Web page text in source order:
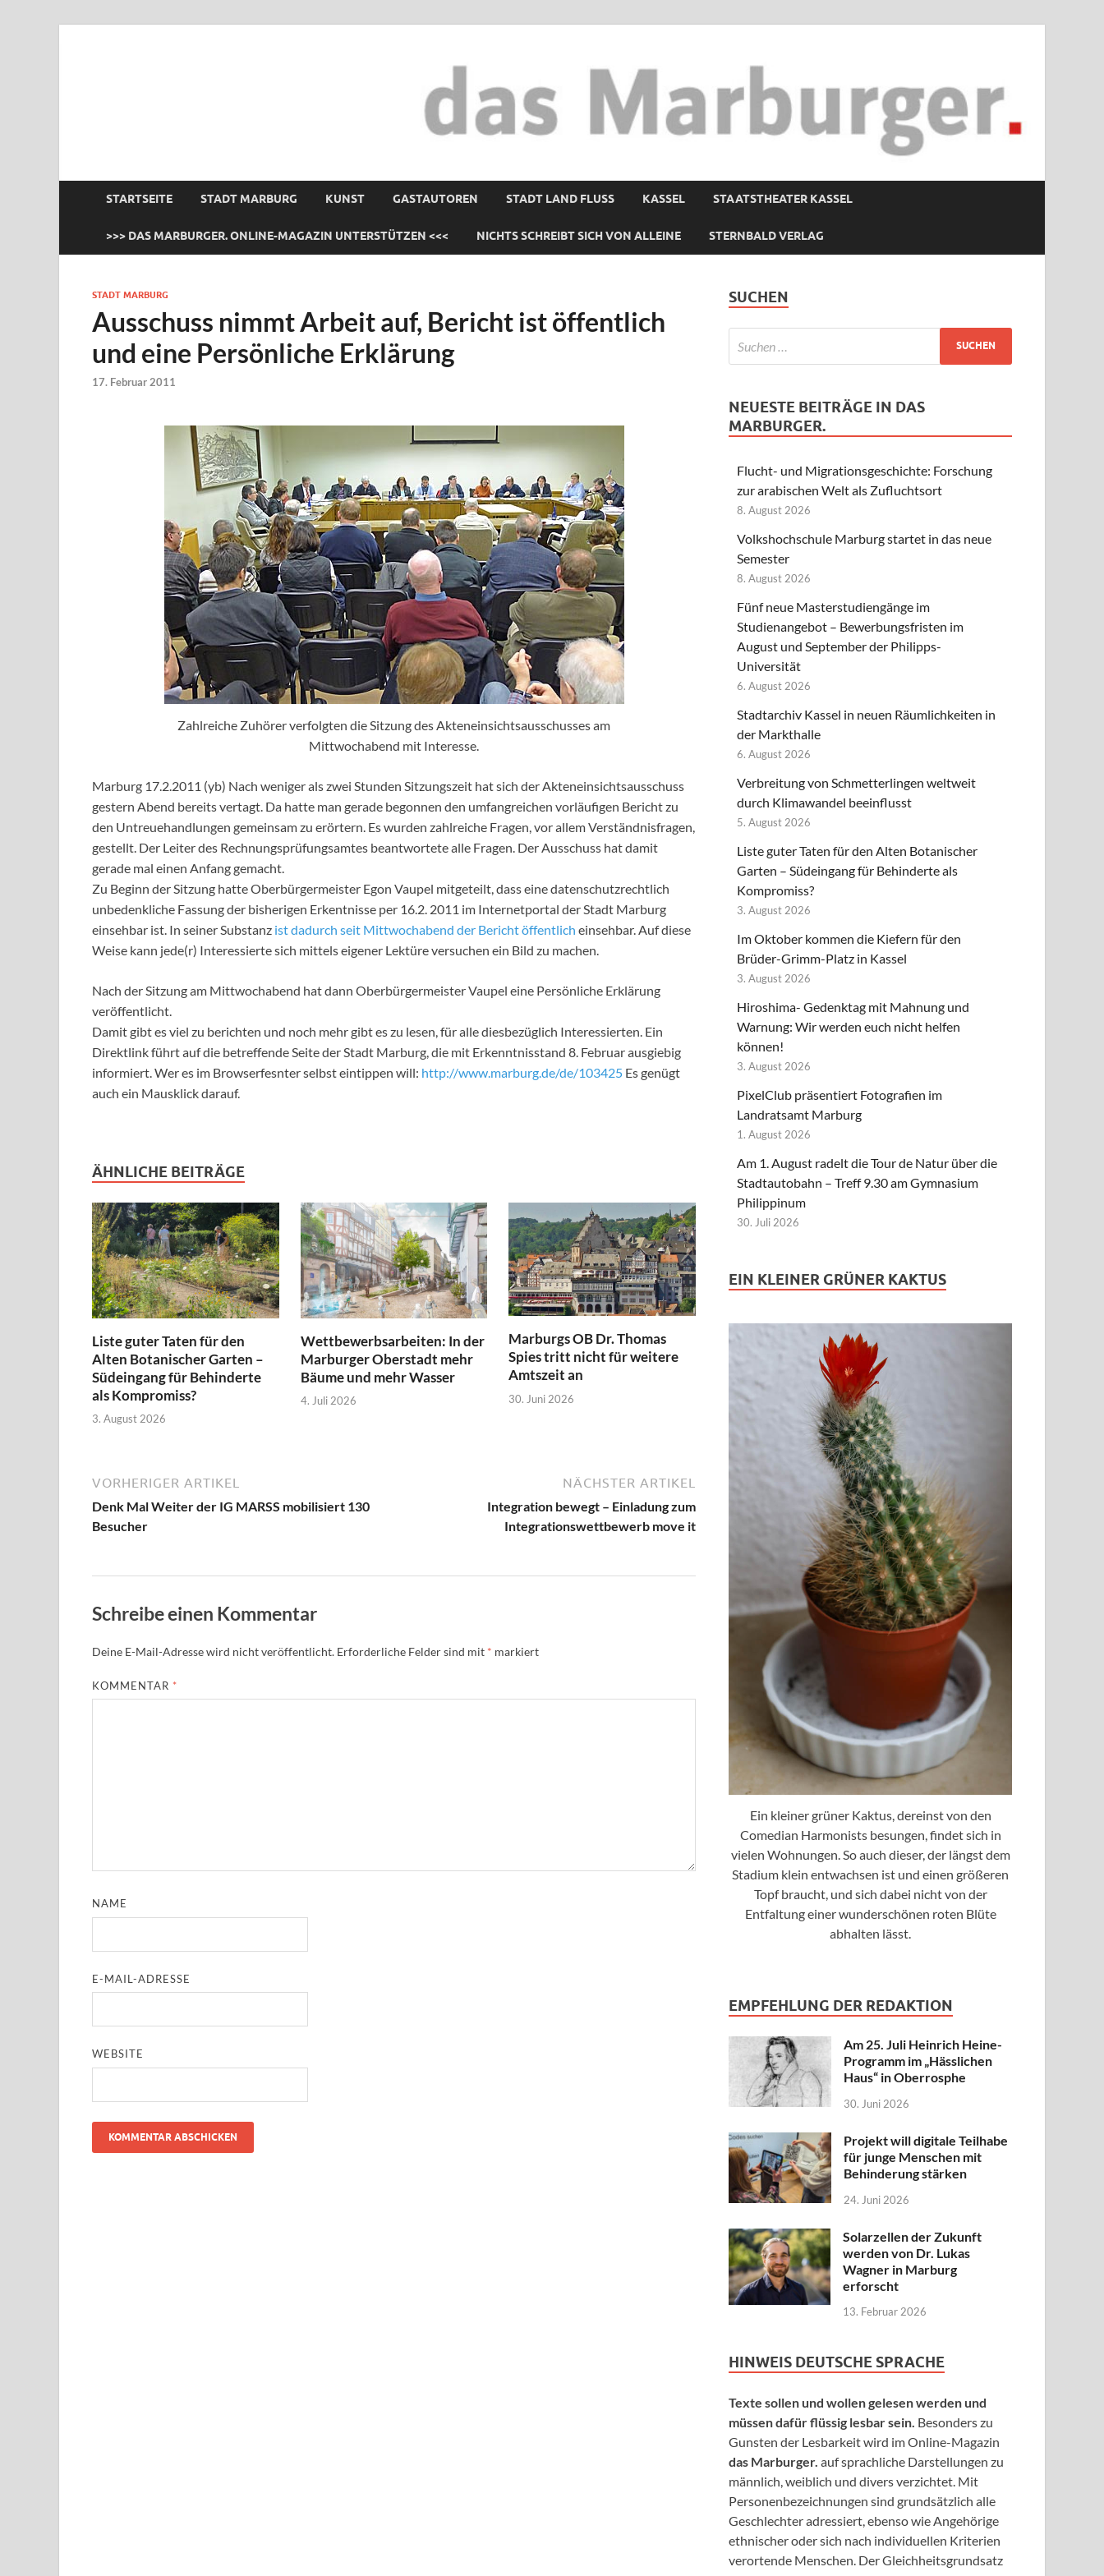
STARTSEITE STADT MARBURG KUNST GASTAUTOREN STADT LAND FLUSS KASSEL STAATSTHEATER KASSEL
>>> DAS MARBURGER. ONLINE-MAGAZIN UNTERSTÜTZEN <<< NICHTS SCHREIBT SICH VON ALLEINE STERNBALD VERLAG
STADT MARBURG
Ausschuss nimmt Arbeit auf, Bericht ist öffentlich
und eine Persönliche Erklärung
17. Februar 2011
Zahlreiche Zuhörer verfolgten die Sitzung des Akteneinsichtsausschusses am
Mittwochabend mit Interesse.
Marburg 17.2.2011 (yb) Nach weniger als zwei Stunden Sitzungszeit hat sich der Akteneinsichtsausschuss
gestern Abend bereits vertagt. Da hatte man gerade begonnen den umfangreichen vorläufigen Bericht zu
den Untreuehandlungen gemeinsam zu erörtern. Es wurden zahlreiche Fragen, vor allem Verständnisfragen,
gestellt. Der Leiter des Rechnungsprüfungsamtes beantwortete alle Fragen. Der Ausschuss hat damit
gerade mal einen Anfang gemacht.
Zu Beginn der Sitzung hatte Oberbürgermeister Egon Vaupel mitgeteilt, dass eine datenschutzrechtlich
unbedenkliche Fassung der bisherigen Erkentnisse per 16.2. 2011 im Internetportal der Stadt Marburg
einsehbar ist. In seiner Substanz ist dadurch seit Mittwochabend der Bericht öffentlich einsehbar. Auf diese
Weise kann jede(r) Interessierte sich mittels eigener Lektüre versuchen ein Bild zu machen.
Nach der Sitzung am Mittwochabend hat dann Oberbürgermeister Vaupel eine Persönliche Erklärung
veröffentlicht.
Damit gibt es viel zu berichten und noch mehr gibt es zu lesen, für alle diesbezüglich Interessierten. Ein
Direktlink führt auf die betreffende Seite der Stadt Marburg, die mit Erkenntnisstand 8. Februar ausgiebig
informiert. Wer es im Browserfesnter selbst eintippen will: http://www.marburg.de/de/103425 Es genügt
auch ein Mausklick darauf.
ÄHNLICHE BEITRÄGE
Liste guter Taten für den
Alten Botanischer Garten –
Südeingang für Behinderte
als Kompromiss?
3. August 2026
Wettbewerbsarbeiten: In der
Marburger Oberstadt mehr
Bäume und mehr Wasser
4. Juli 2026
Marburgs OB Dr. Thomas
Spies tritt nicht für weitere
Amtszeit an
30. Juni 2026
VORHERIGER ARTIKEL
Denk Mal Weiter der IG MARSS mobilisiert 130
Besucher
NÄCHSTER ARTIKEL
Integration bewegt – Einladung zum
Integrationswettbewerb move it
Schreibe einen Kommentar
Deine E-Mail-Adresse wird nicht veröffentlicht. Erforderliche Felder sind mit * markiert
KOMMENTAR *
NAME
E-MAIL-ADRESSE
WEBSITE
SUCHEN
NEUESTE BEITRÄGE IN DAS
MARBURGER.
Flucht- und Migrationsgeschichte: Forschung
zur arabischen Welt als Zufluchtsort
8. August 2026
Volkshochschule Marburg startet in das neue
Semester
8. August 2026
Fünf neue Masterstudiengänge im
Studienangebot – Bewerbungsfristen im
August und September der Philipps-
Universität
6. August 2026
Stadtarchiv Kassel in neuen Räumlichkeiten in
der Markthalle
6. August 2026
Verbreitung von Schmetterlingen weltweit
durch Klimawandel beeinflusst
5. August 2026
Liste guter Taten für den Alten Botanischer
Garten – Südeingang für Behinderte als
Kompromiss?
3. August 2026
Im Oktober kommen die Kiefern für den
Brüder-Grimm-Platz in Kassel
3. August 2026
Hiroshima- Gedenktag mit Mahnung und
Warnung: Wir werden euch nicht helfen
können!
3. August 2026
PixelClub präsentiert Fotografien im
Landratsamt Marburg
1. August 2026
Am 1. August radelt die Tour de Natur über die
Stadtautobahn – Treff 9.30 am Gymnasium
Philippinum
30. Juli 2026
EIN KLEINER GRÜNER KAKTUS
Ein kleiner grüner Kaktus, dereinst von den
Comedian Harmonists besungen, findet sich in
vielen Wohnungen. So auch dieser, der längst dem
Stadium klein entwachsen ist und einen größeren
Topf braucht, und sich dabei nicht von der
Entfaltung einer wunderschönen roten Blüte
abhalten lässt.
EMPFEHLUNG DER REDAKTION
Am 25. Juli Heinrich Heine-
Programm im „Hässlichen
Haus“ in Oberrosphe
30. Juni 2026
Projekt will digitale Teilhabe
für junge Menschen mit
Behinderung stärken
24. Juni 2026
Solarzellen der Zukunft
werden von Dr. Lukas
Wagner in Marburg
erforscht
13. Februar 2026
HINWEIS DEUTSCHE SPRACHE
Texte sollen und wollen gelesen werden und
müssen dafür flüssig lesbar sein. Besonders zu
Gunsten der Lesbarkeit wird im Online-Magazin
das Marburger. auf sprachliche Darstellungen zu
männlich, weiblich und divers verzichtet. Mit
Personenbezeichnungen sind grundsätzlich alle
Geschlechter adressiert, ebenso wie Angehörige
ethnischer oder sich nach individuellen Kriterien
verortende Menschen. Der Gleichheitsgrundsatz